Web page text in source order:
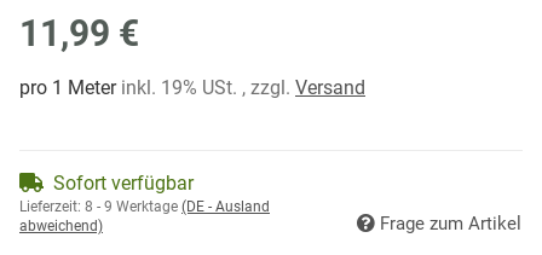
11,99 €
pro 1 Meter inkl. 19% USt. , zzgl. Versand
Sofort verfügbar
Lieferzeit: 8 - 9 Werktage (DE - Ausland
abweichend)
Frage zum Artikel